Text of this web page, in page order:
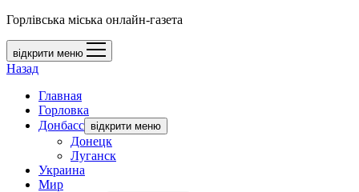
Горлівська міська онлайн-газета
відкрити меню
Назад
Главная
Горловка
Донбасс відкрити меню
Донецк
Луганск
Украина
Мир